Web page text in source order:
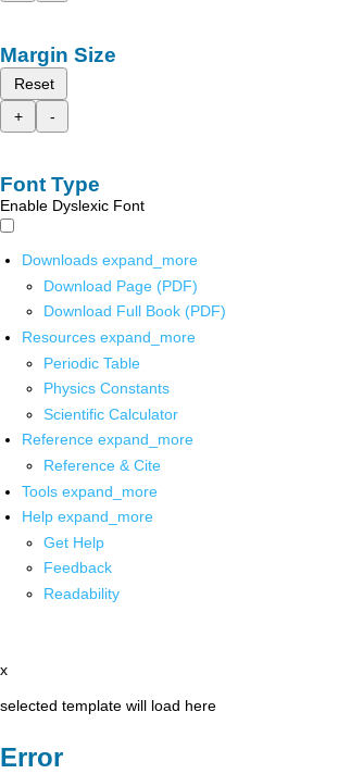
Margin Size
Reset
+
-
Font Type
Enable Dyslexic Font
Downloads expand_more
Download Page (PDF)
Download Full Book (PDF)
Resources expand_more
Periodic Table
Physics Constants
Scientific Calculator
Reference expand_more
Reference & Cite
Tools expand_more
Help expand_more
Get Help
Feedback
Readability
x
selected template will load here
Error